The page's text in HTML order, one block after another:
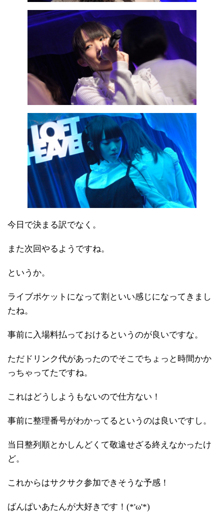
今日で決まる訳でなく。
また次回やるようですね。
というか。
ライブポケットになって割といい感じになってきまし
たね。
事前に入場料払っておけるというのが良いですな。
ただドリンク代があったのでそこでちょっと時間かか
っちゃってたですね。
これはどうしようもないので仕方ない！
事前に整理番号がわかってるというのは良いですし。
当日整列順とかしんどくて敬遠せざる終えなかったけ
ど。
これからはサクサク参加できそうな予感！
ばんぱいあたんが大好きです！(*'ω'*)